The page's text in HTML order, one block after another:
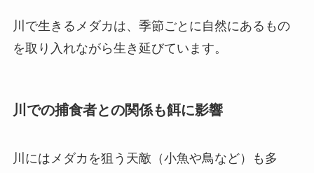
川で生きるメダカは、季節ごとに自然にあるもの
を取り入れながら生き延びています。
川での捕食者との関係も餌に影響
川にはメダカを狙う天敵（小魚や鳥など）も多